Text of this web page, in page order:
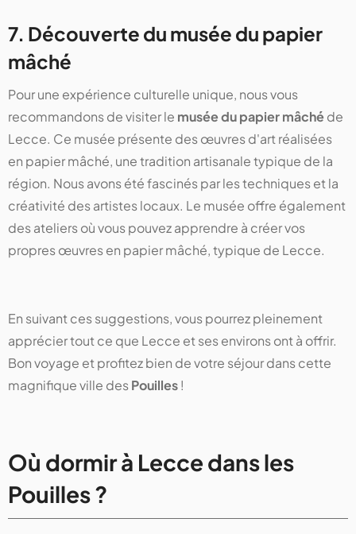
7. Découverte du musée du papier
mâché
Pour une expérience culturelle unique, nous vous
recommandons de visiter le musée du papier mâchéde
Lecce. Ce musée présente des œuvres d'art réalisées
en papier mâché, une tradition artisanale typique de la
région. Nous avons été fascinés par les techniques et la
créativité des artistes locaux. Le musée offre également
des ateliers où vous pouvez apprendre à créer vos
propres œuvres en papier mâché, typique de Lecce.
En suivant ces suggestions, vous pourrez pleinement
apprécier tout ce que Lecce et ses environs ont à offrir.
Bon voyage et profitez bien de votre séjour dans cette
magnifique ville desPouilles!
Où dormir à Lecce dans les
Pouilles ?